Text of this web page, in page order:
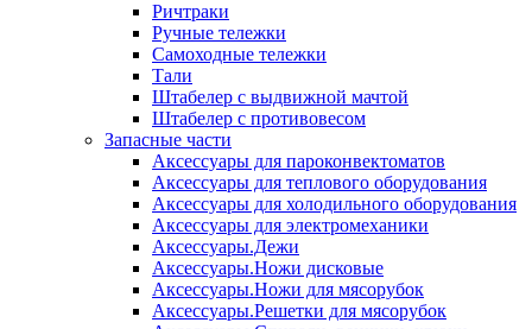
Ричтраки
Ручные тележки
Самоходные тележки
Тали
Штабелер с выдвижной мачтой
Штабелер с противовесом
Запасные части
Аксессуары для пароконвектоматов
Аксессуары для теплового оборудования
Аксессуары для холодильного оборудования
Аксессуары для электромеханики
Аксессуары.Дежи
Аксессуары.Ножи дисковые
Аксессуары.Ножи для мясорубок
Аксессуары.Решетки для мясорубок